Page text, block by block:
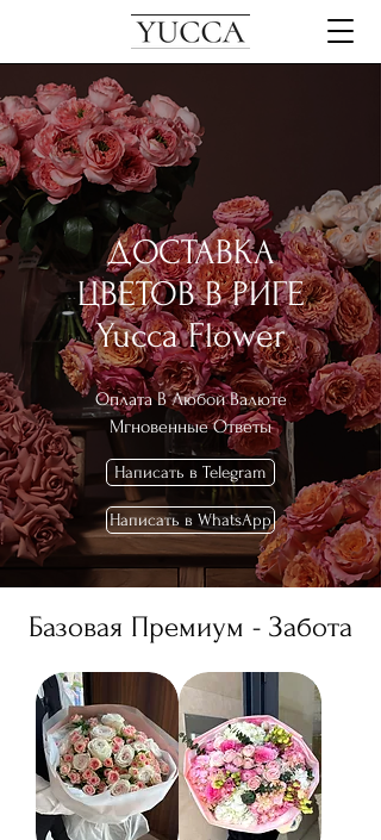
ДОСТАВКА
ЦВЕТОВ В РИГЕ
Yucca Flower
Оплата ВЛюбой Валюте
Мгновенные Ответы
Написать в Telegram
Написать в WhatsApp
Базовая Премиум - Забота